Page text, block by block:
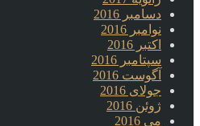
دسامبر 2016
نوامبر 2016
اکتبر 2016
سپتامبر 2016
آگوست 2016
جولای 2016
ژوئن 2016
می 2016